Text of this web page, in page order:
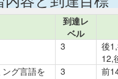
到達レ
ベル
3
後
12,
グ言語を
3 前